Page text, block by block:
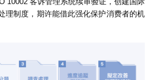
理制度，期许能借此强化保护消费者的机